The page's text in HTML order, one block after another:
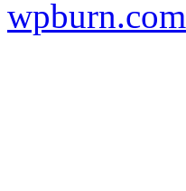
wpburn.com